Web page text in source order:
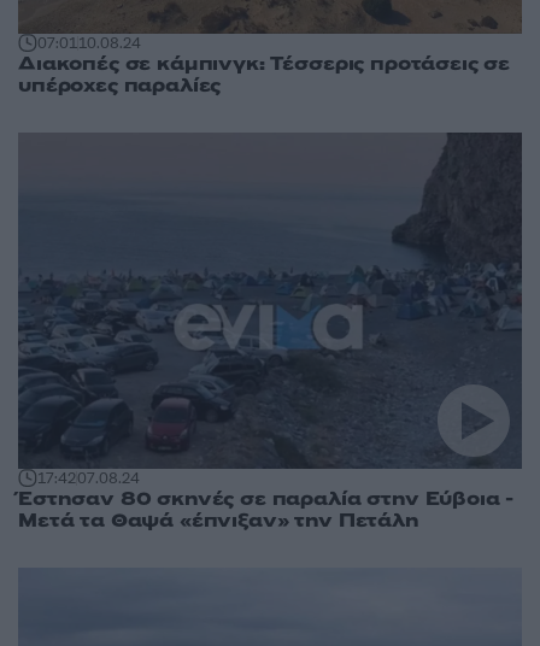
07:0110.08.24
Διακοπές σε κάμπινγκ: Τέσσερις προτάσεις σε
υπέροχες παραλίες
17:4207.08.24
Έστησαν 80 σκηνές σε παραλία στην Εύβοια -
Μετά τα Θαψά «έπνιξαν» την Πετάλη